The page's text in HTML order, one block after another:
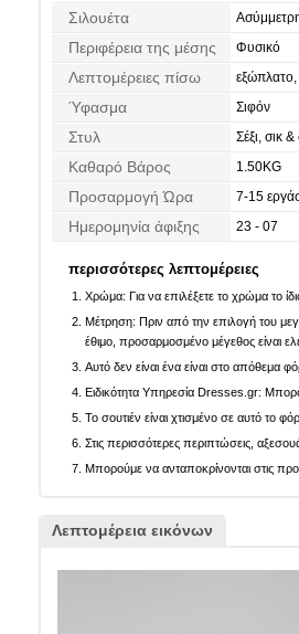
Σιλουέτα
Περιφέρεια της μέσης Φυσικό
Λεπτομέρειες πίσω
Ύφασμα Σιφόν
Στυλ Σέξι, σικ
Καθαρό Βάρος 1.50KG
Προσαρμογή Ώρα 7-15
Ημερομηνία άφιξης 23 - 07
περισσότερες λεπτομέρειες
Χρώμα: Για να επιλέξετε το χρώμα το
Μέτρηση: Πριν από την επιλογή του
έθιμο, προσαρμοσμένο μέγεθος είναι
Αυτό δεν είναι ένα είναι στο απόθεμα
Ειδικότητα Υπηρεσία Dresses.gr:
Το σουτιέν είναι χτισμένο σε αυτό το
Στις περισσότερες περιπτώσεις,
Μπορούμε να ανταποκρίνονται στις
Λεπτομέρεια εικόνων